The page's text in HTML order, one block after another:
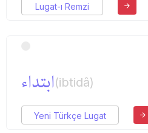
Lugat-ı Remzi
ابتداء(ibtidâ)
Yeni Türkçe Lugat